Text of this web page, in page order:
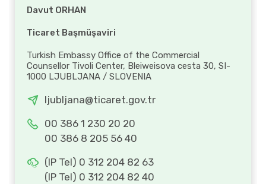
Davut ORHAN
Ticaret Başmüşaviri
Turkish Embassy Office of the Commercial
Counsellor Tivoli Center, Bleiweisova cesta 30, SI-
1000 LJUBLJANA / SLOVENIA
ljubljana@ticaret.gov.tr
00 386 1 230 20 20
00 386 8 205 56 40
(IP Tel) 0 312 204 82 63
(IP Tel) 0 312 204 82 40